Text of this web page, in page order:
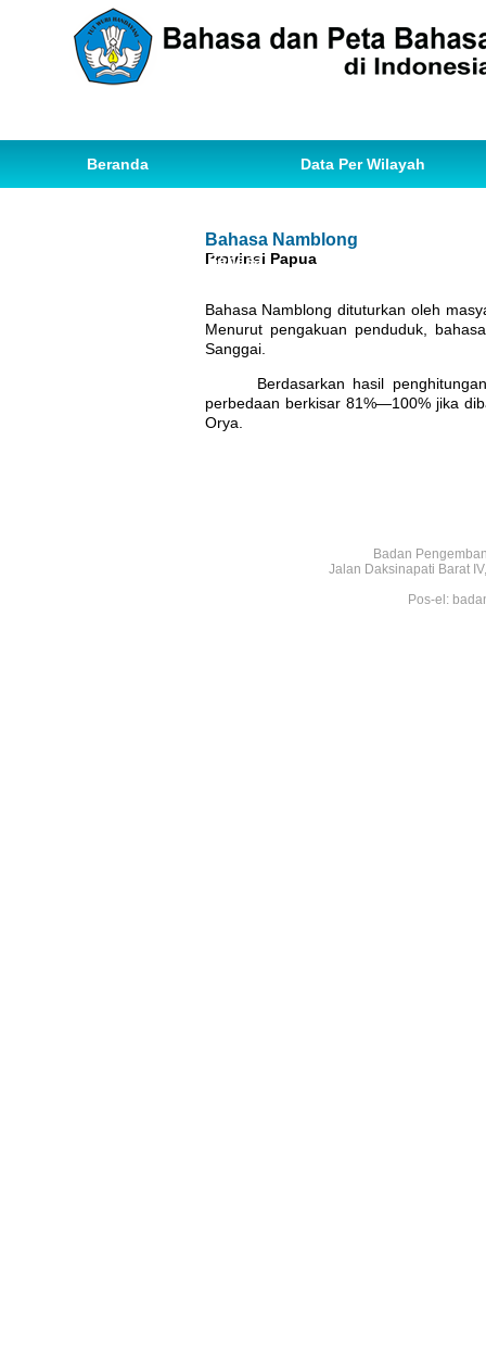
Beranda Data Per Wilayah
Ihwal Pemetaan Bahasa
Bahasa Namblong
Provinsi Papua
Bahasa Namblong dituturkan oleh
Menurut pengakuan penduduk,
Sanggai.
Berdasarkan hasil
perbedaan berkisar 81%—100% jika
Orya.
Badan
Jalan Daksinapati Barat
Pos-el: